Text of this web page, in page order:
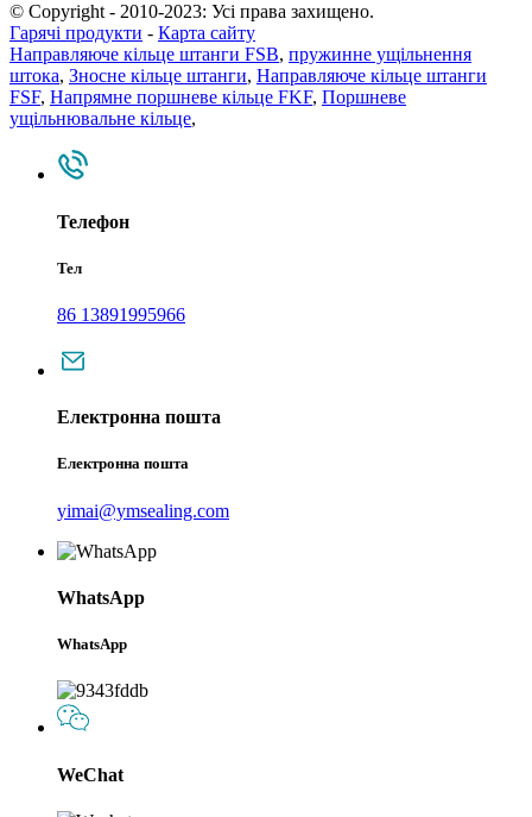
© Copyright - 2010-2023: Усі права захищено.
Гарячі продукти - Карта сайту
Направляюче кільце штанги FSB, пружинне ущільнення
штока, Зносне кільце штанги, Направляюче кільце штанги
FSF, Напрямне поршневе кільце FKF, Поршневе
ущільнювальне кільце,
Телефон
Тел
86 13891995966
Електронна пошта
Електронна пошта
yimai@ymsealing.com
WhatsApp
WhatsApp
WeChat